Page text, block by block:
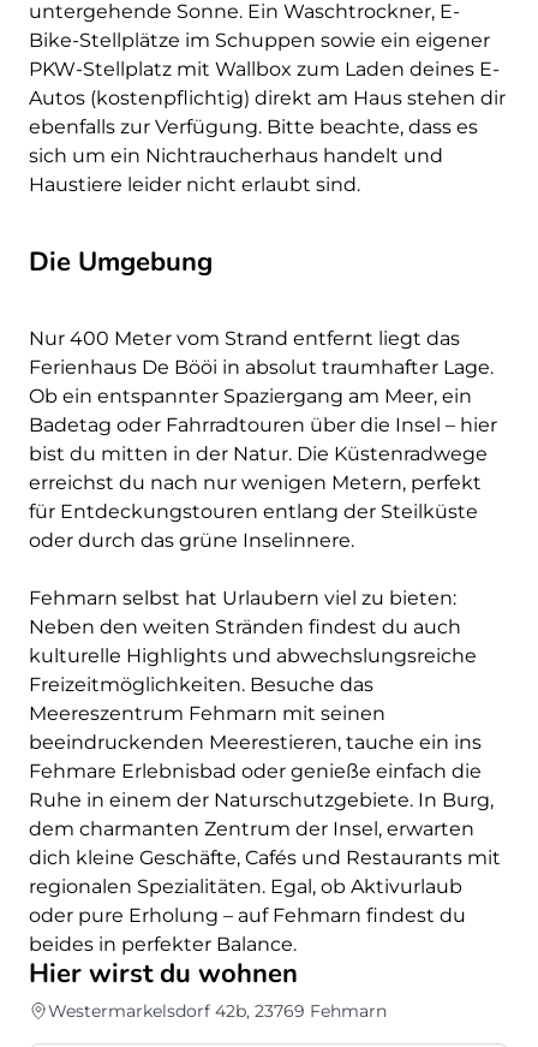
untergehende Sonne. Ein Waschtrockner, E-
Bike-Stellplätze im Schuppen sowie ein eigener
PKW-Stellplatz mit Wallbox zum Laden deines E-
Autos (kostenpflichtig) direkt am Haus stehen dir
ebenfalls zur Verfügung. Bitte beachte, dass es
sich um ein Nichtraucherhaus handelt und
Haustiere leider nicht erlaubt sind.
Die Umgebung
Nur 400 Meter vom Strand entfernt liegt das
Ferienhaus De Bööi in absolut traumhafter Lage.
Ob ein entspannter Spaziergang am Meer, ein
Badetag oder Fahrradtouren über die Insel – hier
bist du mitten in der Natur. Die Küstenradwege
erreichst du nach nur wenigen Metern, perfekt
für Entdeckungstouren entlang der Steilküste
oder durch das grüne Inselinnere.
Fehmarn selbst hat Urlaubern viel zu bieten:
Neben den weiten Stränden findest du auch
kulturelle Highlights und abwechslungsreiche
Freizeitmöglichkeiten. Besuche das
Meereszentrum Fehmarn mit seinen
beeindruckenden Meerestieren, tauche ein ins
Fehmare Erlebnisbad oder genieße einfach die
Ruhe in einem der Naturschutzgebiete. In Burg,
dem charmanten Zentrum der Insel, erwarten
dich kleine Geschäfte, Cafés und Restaurants mit
regionalen Spezialitäten. Egal, ob Aktivurlaub
oder pure Erholung – auf Fehmarn findest du
beides in perfekter Balance.
Hier wirst du wohnen
Westermarkelsdorf 42b, 23769 Fehmarn